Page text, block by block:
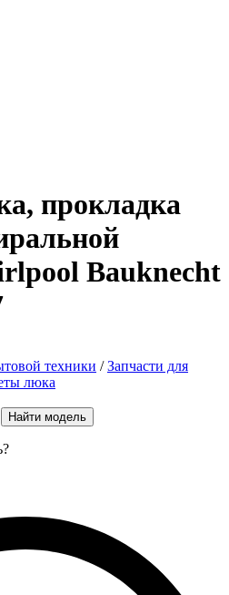
прокладка
Bauknecht
техники /Запчасти для
люка